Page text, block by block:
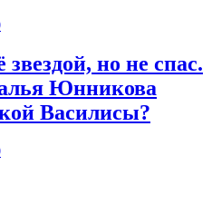
но не спас.
Юнникова
Василисы?